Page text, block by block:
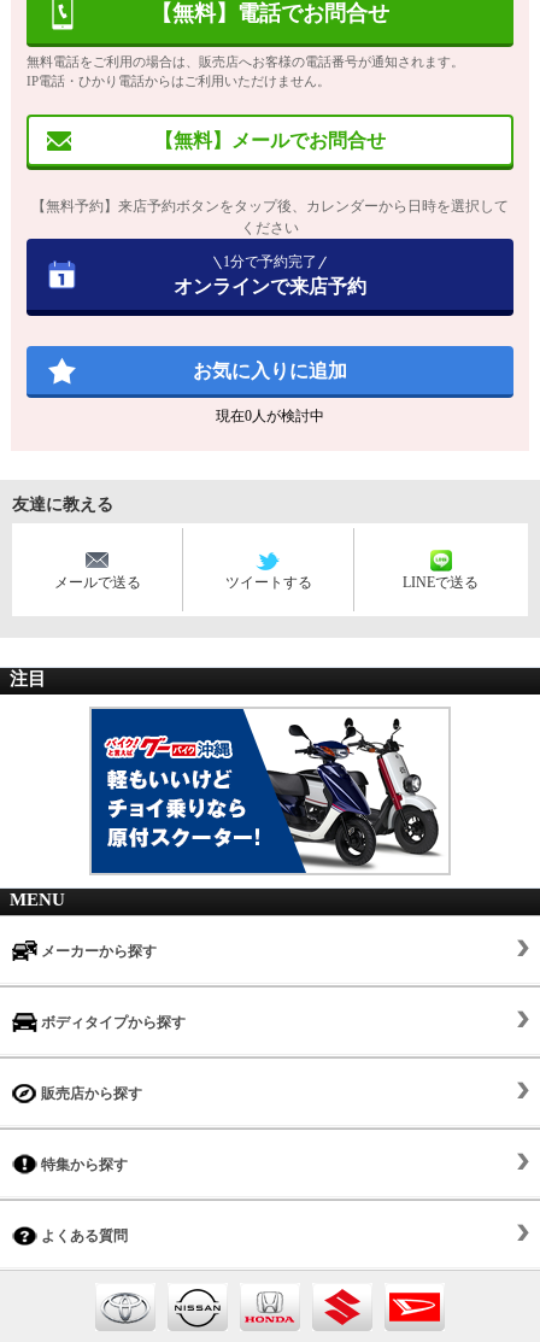
【無料】電話でお問合せ
無料電話をご利用の場合は、販売店へお客様の電話番号が通知されます。
IP電話・ひかり電話からはご利用いただけません。
【無料】メールでお問合せ
【無料予約】来店予約ボタンをタップ後、カレンダーから日時を選択して
ください
1分で予約完了
オンラインで来店予約
お気に入りに追加
現在0人が検討中
友達に教える
メールで送る ツイートする LINEで送る
注目
MENU
メーカーから探す
ボディタイプから探す
販売店から探す
特集から探す
よくある質問